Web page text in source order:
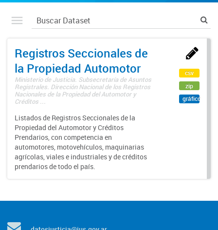
Registros Seccionales de
la Propiedad Automotor
Ministerio de Justicia. Subsecretaría de Asuntos
Registrales. Dirección Nacional de los Registros
Nacionales de la Propiedad del Automotor y
Créditos ...
Listados de Registros Seccionales de la
Propiedad del Automotor y Créditos
Prendarios, con competencia en
automotores, motovehículos, maquinarias
agrícolas, viales e industriales y de créditos
prendarios de todo el país.
csv
zip
gráfico